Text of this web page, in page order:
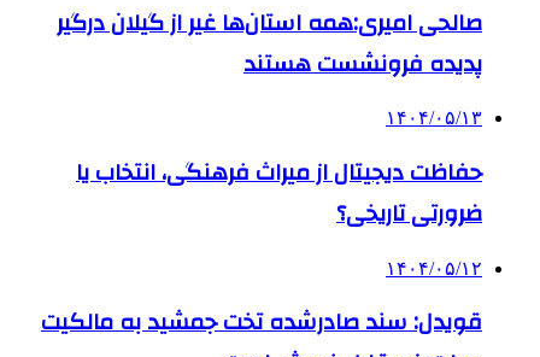
صالحی امیری:همه استان‌ها غیر از گیلان درگیر
پدیده فرونشست هستند
۱۴۰۴/۰۵/۱۳
حفاظت دیجیتال از میراث فرهنگی، انتخاب یا
ضرورتی تاریخی؟
۱۴۰۴/۰۵/۱۲
قویدل: سند صادرشده تخت جمشید به مالکیت